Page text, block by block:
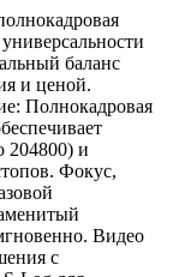
баланс
и ценой.
Полнокадровая
204800) и
Фокус,
Видео
с